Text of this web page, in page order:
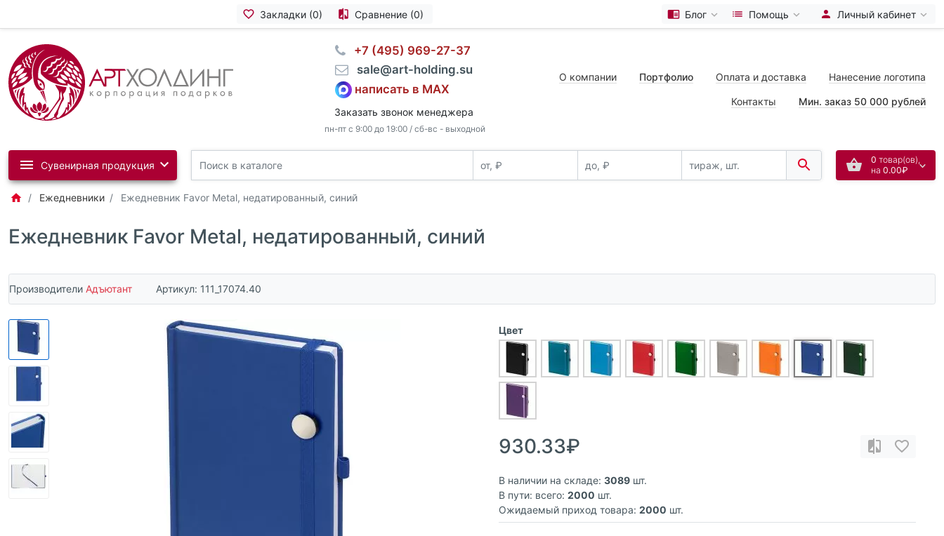
Закладки (0) Сравнение (0) Блог Помощь Личный кабинет
⠀+7 (495) 969-27-37
⠀sale@art-holding.su
написать в MAX
Заказать звонок менеджера
пн-пт с 9:00 до 19:00 / сб-вс - выходной
О компании Портфолио Оплата и доставка Нанесение логотипа
Контакты Мин. заказ 50 000 рублей
0 товар(ов),
на 0.00₽
Сувенирная продукция
Ежедневники Ежедневник Favor Metal, недатированный, синий
Ежедневник Favor Metal, недатированный, синий
Производители Адъютант Артикул: 111_17074.40
Цвет
930.33₽
В наличии на складе: 3089 шт.
В пути: всего: 2000 шт.
Ожидаемый приход товара: 2000 шт.